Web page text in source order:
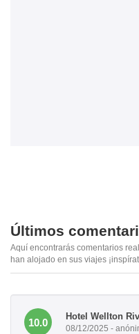
Últimos
Aquí encontrarás comentarios
han alojado en sus viajes
10.0
Hotel Wellton
08/12/2025 -